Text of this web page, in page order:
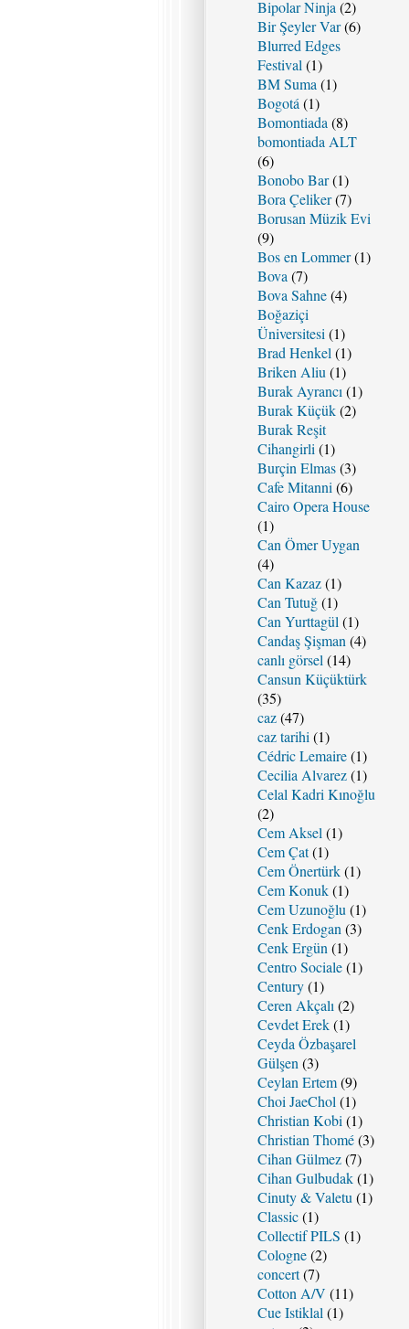
Bipolar Ninja (2)
Bir Şeyler Var(6)
Blurred Edges
Festival (1)
BM Suma (1)
Bogotá (1)
Bomontiada (8)
bomontiada ALT
(6)
Bonobo Bar(1)
Bora Çeliker(7)
Borusan Müzik Evi
(9)
Bos en Lommer(1)
Bova (7)
Bova Sahne(4)
Boğaziçi
Üniversitesi (1)
Brad Henkel (1)
Briken Aliu (1)
Burak Ayrancı (1)
Burak Küçük(2)
Burak Reşit
Cihangirli (1)
Burçin Elmas(3)
Cafe Mitanni (6)
Cairo Opera House
(1)
Can Ömer Uygan
(4)
Can Kazaz(1)
Can Tutuğ(1)
Can Yurttagül (1)
Candaş Şişman (4)
canlı görsel (14)
Cansun Küçüktürk
(35)
caz(47)
caz tarihi (1)
Cédric Lemaire(1)
Cecilia Alvarez(1)
Celal Kadri Kınoğlu
(2)
Cem Aksel (1)
Cem Çat(1)
Cem Önertürk(1)
Cem Konuk(1)
Cem Uzunoğlu (1)
Cenk Erdogan (3)
Cenk Ergün (1)
Centro Sociale(1)
Century(1)
Ceren Akçalı (2)
Cevdet Erek(1)
Ceyda Özbaşarel
Gülşen (3)
Ceylan Ertem(9)
Choi JaeChol (1)
Christian Kobi (1)
Christian Thomé(3)
Cihan Gülmez(7)
Cihan Gulbudak(1)
Cinuty & Valetu (1)
Classic(1)
Collectif PILS (1)
Cologne(2)
concert(7)
Cotton A/V (11)
Cue Istiklal (1)